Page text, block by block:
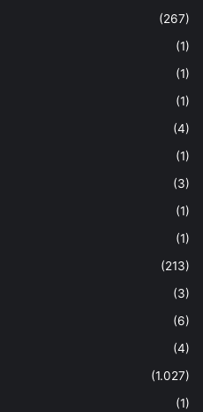
(267)
(1)
(1)
(1)
(4)
(1)
(3)
(1)
(1)
(213)
(3)
(6)
(4)
(1.027)
(1)